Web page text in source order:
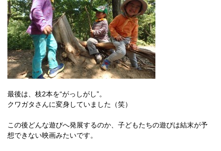
最後は、枝2本を“がっしがし”。
クワガタさんに変身していました（笑）
この後どんな遊びへ発展するのか、子どもたちの遊びは結末が予
想できない映画みたいです。